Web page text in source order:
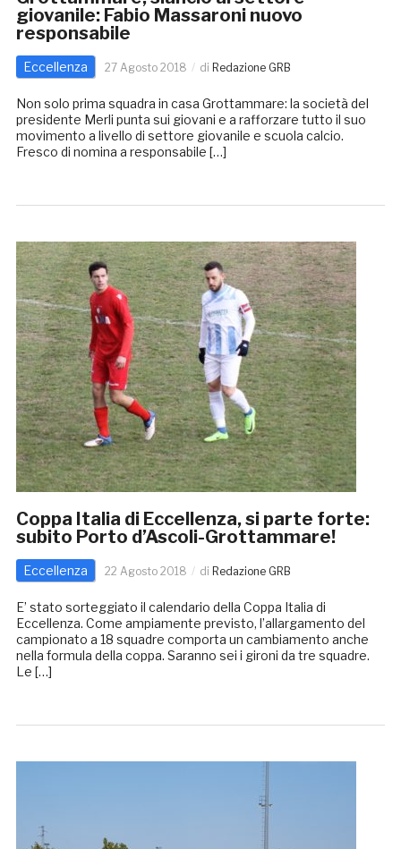
giovanile: Fabio Massaroni nuovo
responsabile
Eccellenza 27 Agosto 2018 di Redazione GRB
Non solo prima squadra in casa Grottammare: la società del
presidente Merli punta sui giovani e a rafforzare tutto il suo
movimento a livello di settore giovanile e scuola calcio.
Fresco di nomina a responsabile […]
Coppa Italia di Eccellenza, si parte forte:
subito Porto d’Ascoli-Grottammare!
Eccellenza 22 Agosto 2018 di Redazione GRB
E’ stato sorteggiato il calendario della Coppa Italia di
Eccellenza. Come ampiamente previsto, l’allargamento del
campionato a 18 squadre comporta un cambiamento anche
nella formula della coppa. Saranno sei i gironi da tre squadre.
Le […]